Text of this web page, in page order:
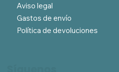
Aviso legal
Gastos de envío
Política de devoluciones